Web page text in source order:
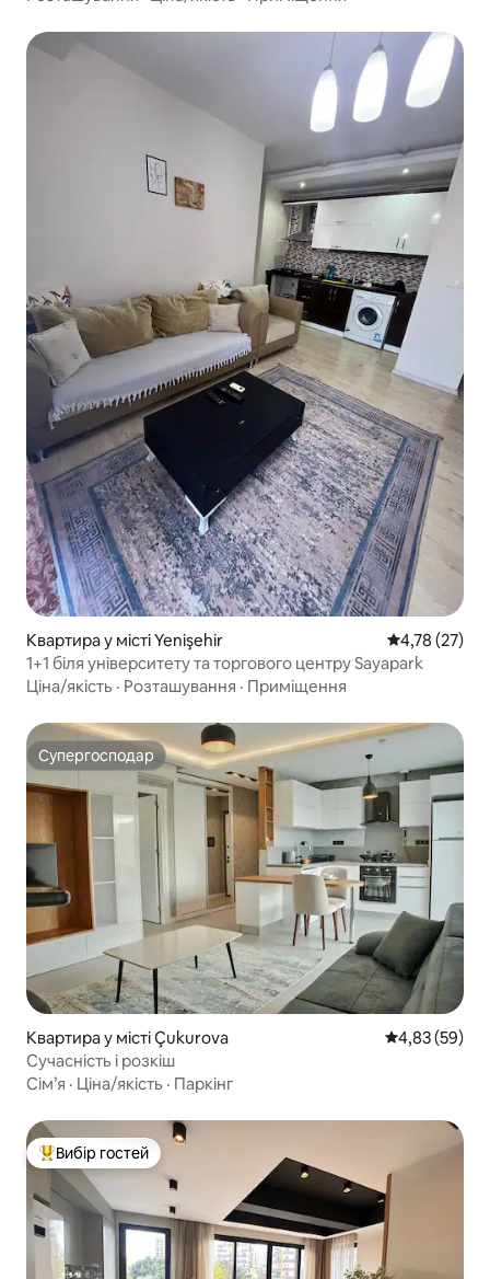
Квартира у місті Yenişehir Середня
4,78 (27)
1+1 біля університету та торгового центру Sayapark
Ціна/якість · Розташування · Приміщення
Супергосподар
Супергосподар
Квартира у місті Çukurova Середня
4,83 (59)
Сучасність і розкіш
Сім’я · Ціна/якість · Паркінг
Топ вибір гостей
Вибір гостей